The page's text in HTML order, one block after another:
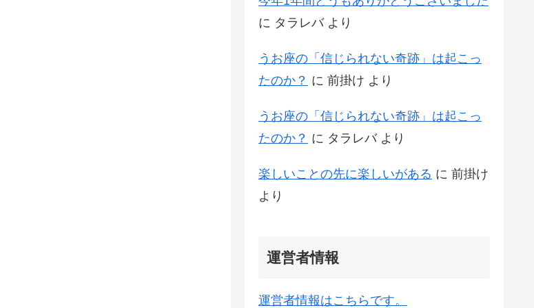
に タラレバより
うお座の「信じられない奇跡」は起こっ
たのか？ に 前掛け より
うお座の「信じられない奇跡」は起こっ
たのか？ に タラレバより
楽しいことの先に楽しいがある に 前掛け
より
運営者情報
運営者情報はこちらです。